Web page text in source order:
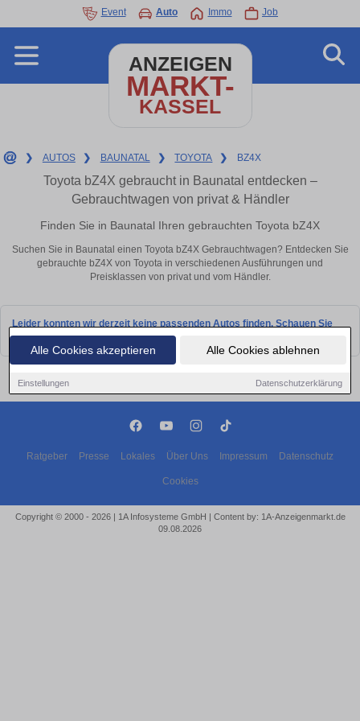
Alle Cookies akzeptieren Alle Cookies ablehnen
Einstellungen Datenschutzerklärung
Event Auto Immo Job
ANZEIGEN
MARKT-
KASSEL
❯ AUTOS ❯ BAUNATAL ❯ TOYOTA ❯ BZ4X
Toyota bZ4X gebraucht in Baunatal entdecken –
Gebrauchtwagen von privat & Händler
Finden Sie in Baunatal Ihren gebrauchten Toyota bZ4X
Suchen Sie in Baunatal einen Toyota bZ4X Gebrauchtwagen? Entdecken Sie
gebrauchte bZ4X von Toyota in verschiedenen Ausführungen und
Preisklassen von privat und vom Händler.
Leider konnten wir derzeit keine passenden Autos finden. Schauen Sie
bald wieder vorbei!
Ratgeber Presse Lokales Über Uns Impressum Datenschutz
Cookies
Copyright © 2000 - 2026 | 1A Infosysteme GmbH | Content by: 1A-Anzeigenmarkt.de
09.08.2026